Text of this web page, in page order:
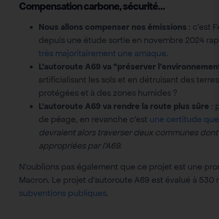
Compensation carbone, sécurité…
Nous allons compenser nos émissions : c’est
depuis une étude sortie en novembre 2024
très majoritairement une arnaque.
L’autoroute A69 va “préserver
artificialisant les sols et en détruisant des
protégées et à des zones humides ?
L’autoroute A69 va rendre la route plus sûre :
de péage, en revanche c’est une certitude
devraient alors traverser deux communes
appropriées par l’A69.
N’oublions pas également que ce projet est une
Macron. Le projet d’autoroute A69 est évalué à 530
subventions publiques.